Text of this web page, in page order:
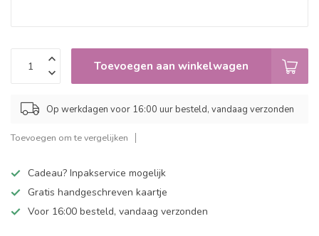
Toevoegen aan winkelwagen
Op werkdagen voor 16:00 uur besteld, vandaag verzonden
Toevoegen om te vergelijken
Cadeau? Inpakservice mogelijk
Gratis handgeschreven kaartje
Voor 16:00 besteld, vandaag verzonden